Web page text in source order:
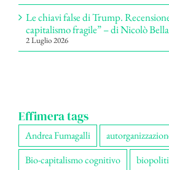
Le chiavi false di Trump.
capitalismo fragile” – di Nicolò
2 Luglio 2026
Effimera tags
Andrea Fumagalli
Bio-capitalismo cognitivo